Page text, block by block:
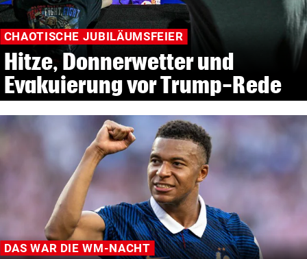
CHAOTISCHE JUBILÄUMSFEIER
Hitze, Donnerwetter und
Evakuierung vor Trump-Rede
DAS WAR DIE WM-NACHT